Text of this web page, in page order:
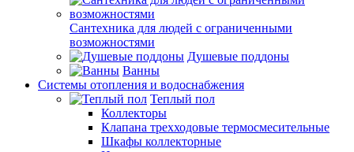
Сантехника для людей с ограниченными
возможностями
Душевые поддоны
Ванны
Системы отопления и водоснабжения
Теплый пол
Коллекторы
Клапана трехходовые термосмесительные
Шкафы коллекторные